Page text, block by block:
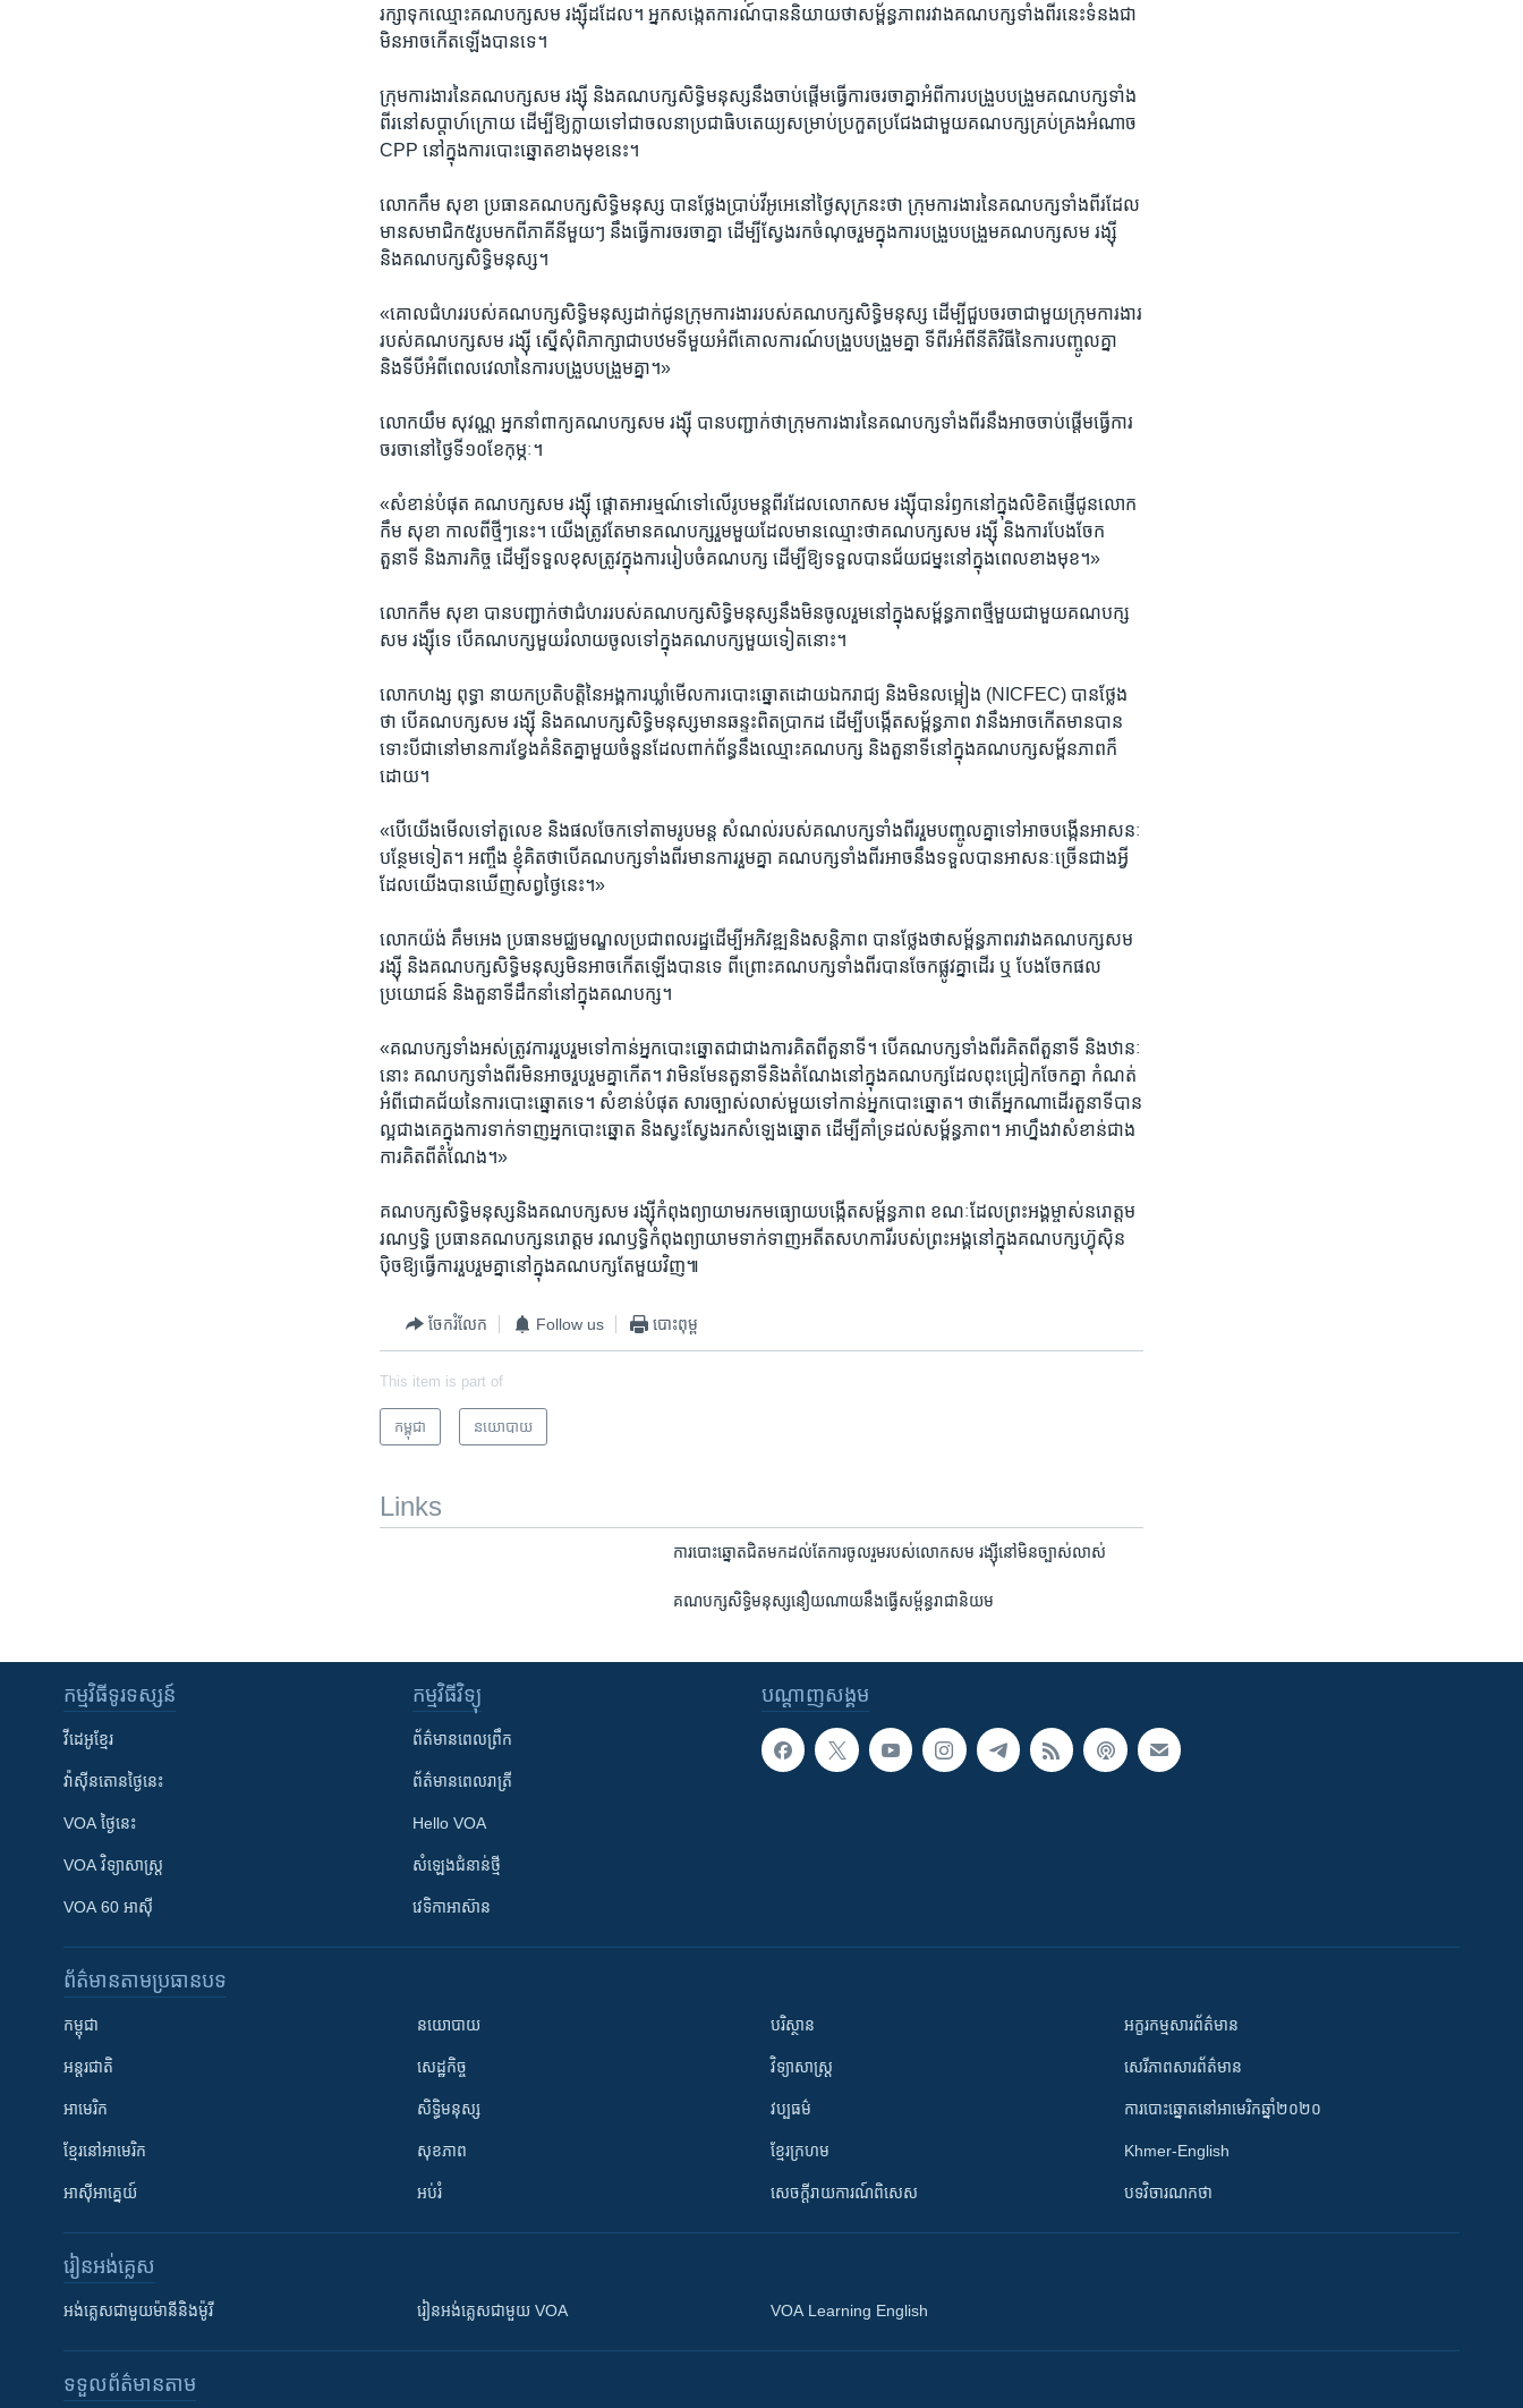
រក្សាទុក​ឈ្មោះ​គណបក្ស​សម រង្ស៊ី​ដដែល។ អ្នក​សង្កេតការណ៍​បាន​និយាយ​ថា​សម្ព័ន្ធភាព​រវាង​គណបក្ស​ទាំងពីរ​នេះ​ទំនង​ជា​
មិន​អាច​កើត​ឡើង​បាន​ទេ។
ក្រុម​ការងារ​នៃ​គណបក្ស​សម រង្ស៊ី និង​គណបក្ស​សិទ្ធិ​មនុស្ស​នឹង​ចាប់​ផ្តើម​ធ្វើ​ការ​ចរចាគ្នា​អំពី​ការ​បង្រួបបង្រួមគណបក្ស​ទាំង
ពីរ​នៅ​សប្តាហ៍​ក្រោយ​ ដើម្បី​ឱ្យ​ក្លាយ​ទៅ​ជា​ចលនា​ប្រជាធិបតេយ្យ​សម្រាប់ប្រកួតប្រជែង​ជាមួយ​គណបក្ស​គ្រប់គ្រង​អំណាច​
CPP​ នៅ​ក្នុង​ការ​បោះឆ្នោត​ខាងមុខ​នេះ។
លោក​កឹម សុខា​ ប្រធាន​គណបក្ស​សិទ្ធិ​មនុស្ស​ បាន​ថ្លែង​ប្រាប់​វីអូអេ​នៅ​ថ្ងៃ​សុក្រ​នះ​ថា​ ក្រុម​ការងារ​នៃ​គណបក្ស​ទាំង​ពីរ​ដែល​
មាន​សមាជិក​៥រូប​មកពី​ភាគី​នីមួយៗ ​នឹង​ធ្វើ​ការ​ចរចា​គ្នា​ ដើម្បី​ស្វែងរក​ចំណុច​រួម​ក្នុង​ការ​បង្រួបបង្រួម​គណបក្ស​សម រង្ស៊ី
និង​គណបក្ស​សិទ្ធិ​មនុស្ស។
«គោលជំហរ​របស់​គណបក្ស​សិទ្ធិ​មនុស្ស​ដាក់ជូន​ក្រុម​ការងារ​របស់​គណបក្ស​សិទ្ធិ​មនុស្ស​ ដើម្បី​ជួប​ចរចា​ជាមួយ​ក្រុម​ការងារ​
របស់​គណបក្ស​សម រង្ស៊ី ស្នើសុំ​ពិភាក្សា​ជាបឋម​ទី​មួយ​អំពី​គោលការណ៍​បង្រួបបង្រួមគ្នា​ ទី​ពីរ​អំពី​នីតិវិធី​នៃ​ការ​បញ្ចូលគ្នា​
និង​ទី​បីអំពី​ពេលវេលា​នៃ​ការ​បង្រួបបង្រួមគ្នា។»
លោក​យឹម សុវណ្ណ​ អ្នក​នាំពាក្យ​គណបក្ស​សម រង្ស៊ី​ បាន​បញ្ជាក់​ថា​ក្រុម​ការងារ​នៃ​គណបក្ស​ទាំង​ពីរ​នឹង​អាច​ចាប់​ផ្តើម​ធ្វើ​ការ​
ចរចា​នៅ​ថ្ងៃ​ទី​១០​ខែ​កុម្ភៈ។
«សំខាន់​បំផុត​ គណបក្ស​សម រង្ស៊ី​ ផ្តោត​អារម្មណ៍​ទៅ​លើ​រូបមន្ត​ពីរ​ដែល​លោក​សម រង្ស៊ី​បាន​រំឭក​នៅ​ក្នុង​លិខិត​ផ្ញើ​ជូន​លោក​
កឹម សុខា​ កាល​ពី​ថ្មីៗ​នេះ។​ យើង​ត្រូវតែ​មាន​គណបក្ស​រួម​មួយ​ដែល​មាន​ឈ្មោះ​ថា​គណបក្ស​សម រង្ស៊ី ​និង​ការ​បែងចែក​
តួនាទី​ និង​ភារកិច្ច ​ដើម្បី​ទទួល​ខុសត្រូវ​ក្នុង​ការ​រៀបចំ​គណបក្ស​ ដើម្បី​ឱ្យ​ទទួល​បាន​ជ័យជម្នះ​នៅ​ក្នុង​ពេល​ខាង​មុខ។»
លោក​កឹម សុខា ​បាន​បញ្ជាក់​ថា​ជំហរ​របស់​គណបក្ស​សិទ្ធិ​មនុស្ស​នឹង​មិន​ចូលរួម​នៅក្នុង​សម្ព័ន្ធភាព​ថ្មី​មួយ​ជាមួយ​គណបក្ស​
សម​ រង្ស៊ី​ទេ​ បើ​គណបក្ស​មួយ​រំលាយ​ចូល​ទៅ​ក្នុង​គណបក្ស​មួយ​ទៀត​នោះ។
លោក​ហង្ស ពុទ្ធា​ នាយក​ប្រតិបត្តិ​នៃ​អង្គការ​ឃ្លាំមើល​ការបោះឆ្នោត​ដោយ​ឯករាជ្យ​ និង​មិនលម្អៀង​ (NICFEC)​ បាន​ថ្លែង​
ថា​ បើ​គណបក្ស​សម រង្ស៊ី​ និង​គណបក្ស​សិទ្ធិ​មនុស្ស​មាន​ឆន្ទះ​ពិតប្រាកដ​ ដើម្បី​បង្កើត​សម្ព័ន្ធភាព​ វា​នឹង​អាច​កើត​មាន​បាន
ទោះបីជា​នៅ​មាន​ការ​ខ្វែង​គំនិត​គ្នា​មួយ​ចំនួន​ដែល​ពាក់ព័ន្ធ​នឹង​ឈ្មោះ​គណបក្ស​ និង​តួនាទី​នៅ​ក្នុង​គណបក្ស​សម្ព័នភាព​ក៏​
ដោយ។
«បើ​យើង​មើល​ទៅ​តួលេខ​ និង​ផលចែក​ទៅ​តាម​រូបមន្ត​ សំណល់​របស់​គណបក្ស​ទាំងពីរ​រួម​បញ្ចូលគ្នា​ទៅ​អាច​បង្កើន​អាសនៈ​
បន្ថែម​ទៀត។​ អញ្ចឹង​ ខ្ញុំ​គិត​ថា​បើ​គណបក្ស​ទាំងពីរ​មាន​ការ​រួមគ្នា​ គណបក្ស​ទាំងពីរ​អាច​នឹង​ទទួលបាន​អាសនៈ​ច្រើន​ជាង​អ្វី​
ដែល​យើង​បាន​ឃើញ​សព្វថ្ងៃ​នេះ។»
លោក​យ៉ង់ គឹមអេង​ ប្រធាន​មជ្ឈមណ្ឌល​ប្រជាពលរដ្ឋ​ដើម្បី​អភិវឌ្ឍ​និង​សន្តិភាព​ បានថ្លែង​ថា​សម្ព័ន្ធភាព​រវាង​គណបក្ស​សម
រង្ស៊ី​ និង​គណបក្ស​សិទ្ធិ​មនុស្ស​មិន​អាច​កើតឡើង​បាន​ទេ​ ពីព្រោះ​គណបក្ស​ទាំងពីរ​បានចែក​ផ្លូវ​គ្នា​ដើរ​ ឬ​ បែងចែក​ផល
ប្រយោជន៍​ និង​តួនាទី​ដឹកនាំ​នៅ​ក្នុង​គណបក្ស។
«គណបក្ស​ទាំងអស់​ត្រូវការ​រួបរួម​ទៅកាន់​អ្នក​បោះឆ្នោត​ជា​ជាង​ការគិត​ពី​តួនាទី។ បើ​គណបក្ស​ទាំងពីរ​គិត​ពី​តួនាទី​ និង​ឋានៈ​
នោះ​ គណបក្ស​ទាំងពីរ​មិន​អាច​រួបរួមគ្នា​កើត​។ វា​មិនមែន​តួនាទី​និង​តំណែ​ង​នៅក្នុង​គណបក្ស​ដែល​ពុះ​ជ្រៀក​ចែក​គ្នា​ កំណត់​
អំពី​ជោគជ័យ​នៃ​ការបោះឆ្នោត​ទេ​។ សំខាន់​បំផុត​ សារ​ច្បាស់លាស់​មួយ​ទៅកាន់​អ្នកបោះឆ្នោត​។​ ថា​តើ​អ្នកណា​ដើរ​តួនាទី​បាន
ល្អ​ជាង​គេ​ក្នុង​ការ​ទាក់ទាញ​អ្នកបោះឆ្នោត​ និង​ស្វះស្វែងរក​សំឡេង​ឆ្នោត​ ដើម្បី​គាំទ្រ​ដល់​សម្ព័ន្ធភាព។​ អាហ្នឹង​វា​សំខាន់​ជាង​
ការគិត​ពី​តំណែង។»
គណបក្ស​សិទ្ធិ​មនុស្ស​និង​គណបក្ស​សម រង្ស៊ី​កំពុង​ព្យាយាម​រក​មធ្យោយ​បង្កើត​សម្ព័ន្ធភាព​ ខណៈដែល​ព្រះអង្គ​ម្ចាស់​នរោត្តម ​
រណឫទ្ធិ​ ប្រធាន​គណបក្ស​នរោត្តម​ រណឫទ្ធិ​កំពុង​ព្យាយាម​ទាក់ទាញ​អតីត​សហការី​របស់​ព្រះអង្គ​នៅ​ក្នុង​គណបក្ស​ហ៊្វុស៊ិន
ប៉ិច​ឱ្យធ្វើ​ការ​រួបរួមគ្នា​នៅ​ក្នុង​គណបក្ស​តែមួយ​វិញ៕
ចែករំលែក Follow us បោះពុម្ព
This item is part of
កម្ពុជា នយោបាយ
Links
ការបោះឆ្នោត​ជិតមក​ដល់​តែ​ការចូលរួម​របស់​លោក​សម រង្ស៊ី​នៅមិន​ច្បាស់​លាស់
គណបក្ស​សិទ្ធិ​មនុស្ស​នឿយ​ណាយ​នឹង​ធ្វើ​សម្ព័ន្ធ​រាជា​និយម
បណ្តាញ​សង្គម
កម្មវិធី​ទូរទស្សន៍
វីដេអូ​ខ្មែរ
វ៉ាស៊ីនតោន​ថ្ងៃ​នេះ
VOA ថ្ងៃនេះ
VOA ​វិទ្យាសាស្ត្រ
VOA 60 អាស៊ី
កម្មវិធី​វិទ្យុ
ព័ត៌មាន​ពេល​ព្រឹក
ព័ត៌មាន​​ពេល​រាត្រី
Hello VOA
សំឡេង​ជំនាន់​ថ្មី
វេទិកា​អាស៊ាន
ព័ត៌មាន​តាមប្រធានបទ​
កម្ពុជា
អន្តរជាតិ
អាមេរិក
ខ្មែរ​នៅអាមេរិក
អាស៊ីអាគ្នេយ៍
នយោបាយ
សេដ្ឋកិច្ច
សិទ្ធិមនុស្ស
សុខភាព
អប់រំ
បរិស្ថាន
វិទ្យាសាស្រ្ត
វប្បធម៌
ខ្មែរក្រហម
សេចក្តីរាយការណ៍ពិសេស
អក្ខរកម្មសារព័ត៌មាន
សេរីភាពសារព័ត៌មាន
ការបោះឆ្នោតនៅអាមេរិកឆ្នាំ២០២០
Khmer-English
បទវិចារណកថា
រៀន​​អង់គ្លេស
អង់គ្លេស​ជាមួយ​ម៉ានី​និង​ម៉ូរី រៀន​​​​​​អង់គ្លេស​​ជាមួយ VOA VOA Learning English
ទទួល​ព័ត៌មាន​តាម